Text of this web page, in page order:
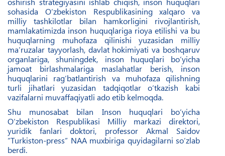
sohasida O‘zbekiston Respublikasining xalqaro va
milliy tashkilotlar bilan hamkorligini rivojlantirish,
mamlakatimizda inson huquqlariga rioya etilishi va bu
huquqlarning muhofaza qilinishi yuzasidan milliy
ma’ruzalar tayyorlash, davlat hokimiyati va boshqaruv
organlariga, shuningdek, inson huquqlari bo‘yicha
jamoat birlashmalariga maslahatlar berish, inson
huquqlarini rag‘batlantirish va muhofaza qilishning
turli jihatlari yuzasidan tadqiqotlar o‘tkazish kabi
vazifalarni muvaffaqiyatli ado etib kelmoqda.
Shu munosabat bilan Inson huquqlari bo‘yicha
O‘zbekiston Respublikasi Milliy markazi direktori,
yuridik fanlari doktori, professor Akmal Saidov
“Turkiston-press” NAA muxbiriga quyidagilarni so‘zlab
berdi.